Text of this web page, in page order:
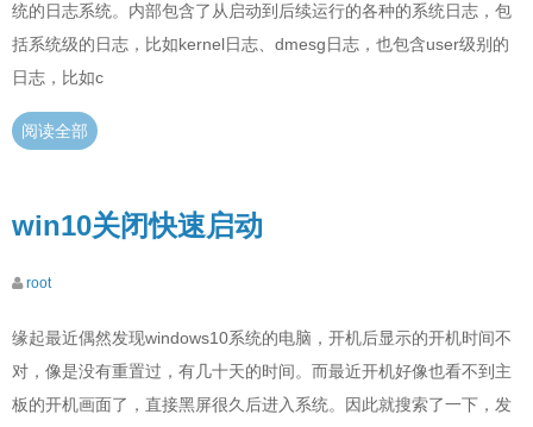
统的日志系统。内部包含了从启动到后续运行的各种的系统日志，包
括系统级的日志，比如kernel日志、dmesg日志，也包含user级别的
日志，比如c
阅读全部
win10关闭快速启动
root
缘起最近偶然发现windows10系统的电脑，开机后显示的开机时间不
对，像是没有重置过，有几十天的时间。而最近开机好像也看不到主
板的开机画面了，直接黑屏很久后进入系统。因此就搜索了一下，发